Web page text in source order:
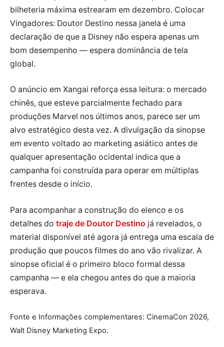
bilheteria máxima estrearam em dezembro. Colocar
Vingadores: Doutor Destino nessa janela é uma
declaração de que a Disney não espera apenas um
bom desempenho — espera dominância de tela
global.
O anúncio em Xangai reforça essa leitura: o mercado
chinês, que esteve parcialmente fechado para
produções Marvel nos últimos anos, parece ser um
alvo estratégico desta vez. A divulgação da sinopse
em evento voltado ao marketing asiático antes de
qualquer apresentação ocidental indica que a
campanha foi construída para operar em múltiplas
frentes desde o início.
Para acompanhar a construção do elenco e os
detalhes do traje de Doutor Destino já revelados, o
material disponível até agora já entrega uma escala de
produção que poucos filmes do ano vão rivalizar. A
sinopse oficial é o primeiro bloco formal dessa
campanha — e ela chegou antes do que a maioria
esperava.
Fonte e Informações complementares: CinemaCon 2026,
Walt Disney Marketing Expo.